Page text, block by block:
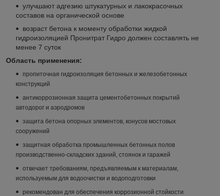
улучшают адгезию штукатурных и лакокрасочных
составов на органической основе
возраст бетона к моменту обработки жидкой
гидроизоляцией Пронитрат Гидро должен составлять не
менее 7 суток
Область применения:
пропиточная гидроизоляция бетонных и железобетонных
конструкций
антикоррозионная защита цементобетонных покрытий
автодорог и аэродромов
защита бетона опорных элементов, конусов мостовых
сооружений
защитная обработка промышленных бетонных полов
производственно-складских зданий, стоянок и гаражей
отвечает требованиям, предъявляемым к материалам,
используемым для водоочистки и водоподготовки
рекомендован для обеспечения коррозионной стойкости